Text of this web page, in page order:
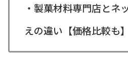
・製菓材料専門店とネ
えの違い【価格比較も】